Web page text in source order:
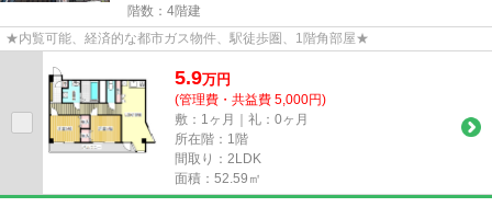
階数：4階建
★内覧可能、経済的な都市ガス物件、駅徒歩圏、1階角部屋★
5.9万円
(管理費・共益費 5,000円)
敷：1ヶ月｜礼：0ヶ月
所在階：1階
間取り：2LDK
面積：52.59㎡